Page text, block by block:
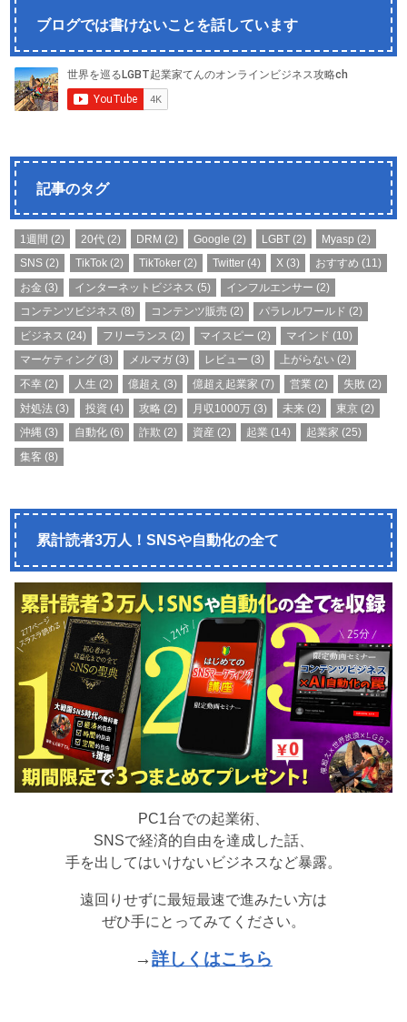
ブログでは書けないことを話しています
記事のタグ
1週間 (2) 20代 (2) DRM (2) Google (2) LGBT (2) Myasp (2)
SNS (2) TikTok(2) TikToker(2) Twitter (4) X (3) おすすめ (11)
お金 (3) インターネットビジネス (5) インフルエンサー (2)
コンテンツビジネス (8) コンテンツ販売 (2) パラレルワールド (2)
ビジネス (24) フリーランス (2) マイスピー (2) マインド (10)
マーケティング (3) メルマガ(3) レビュー (3) 上がらない (2)
不幸 (2) 人生 (2) 億超え (3) 億超え起業家 (7) 営業 (2) 失敗 (2)
対処法 (3) 投資 (4) 攻略 (2) 月収1000万 (3) 未来 (2) 東京 (2)
沖縄 (3) 自動化(6) 詐欺 (2) 資産 (2) 起業 (14) 起業家 (25)
集客 (8)
累計読者3万人！SNSや自動化の全て
PC1台での起業術、
SNSで経済的自由を達成した話、
手を出してはいけないビジネスなど暴露。
遠回りせずに最短最速で進みたい方は
ぜひ手にとってみてください。
→詳しくはこちら